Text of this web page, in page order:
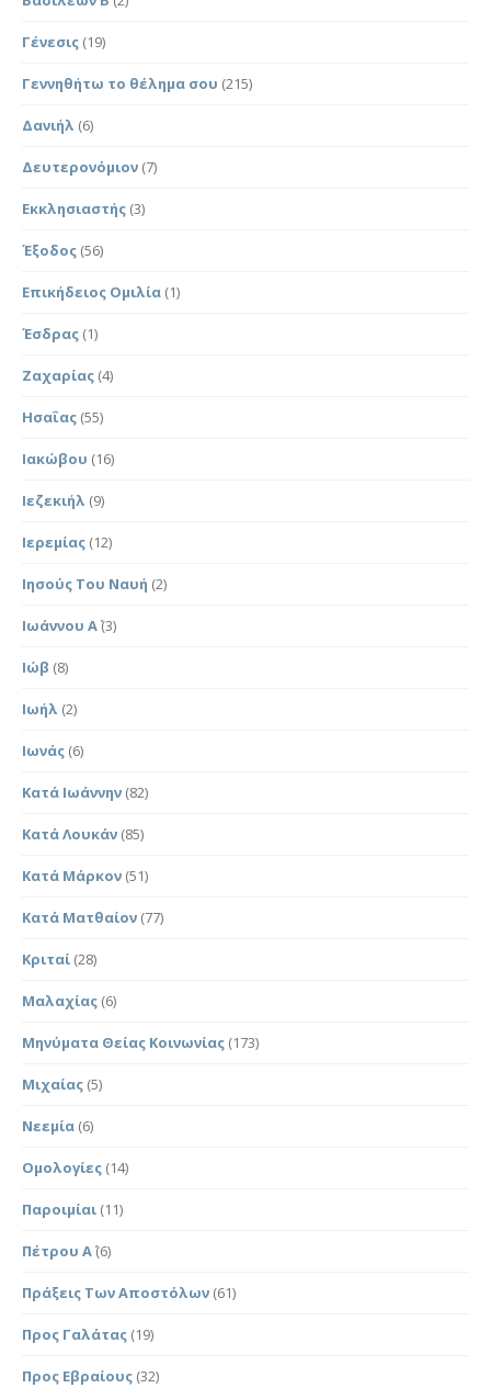
Γένεσις (19)
Γεννηθήτω το θέλημα σου (215)
Δανιήλ (6)
Δευτερονόμιον (7)
Εκκλησιαστής (3)
Έξοδος (56)
Επικήδειος Ομιλία (1)
Έσδρας (1)
Ζαχαρίας (4)
Ησαΐας (55)
Ιακώβου (16)
Ιεζεκιήλ (9)
Ιερεμίας (12)
Ιησούς Του Ναυή (2)
Ιωάννου Α΄(3)
Ιώβ (8)
Ιωήλ (2)
Ιωνάς (6)
Κατά Ιωάννην (82)
Κατά Λουκάν (85)
Κατά Μάρκον (51)
Κατά Ματθαίον (77)
Κριταί (28)
Μαλαχίας (6)
Μηνύματα Θείας Κοινωνίας (173)
Μιχαίας (5)
Νεεμία (6)
Ομολογίες (14)
Παροιμίαι (11)
Πέτρου Α΄(6)
Πράξεις Των Αποστόλων (61)
Προς Γαλάτας (19)
Προς Εβραίους (32)